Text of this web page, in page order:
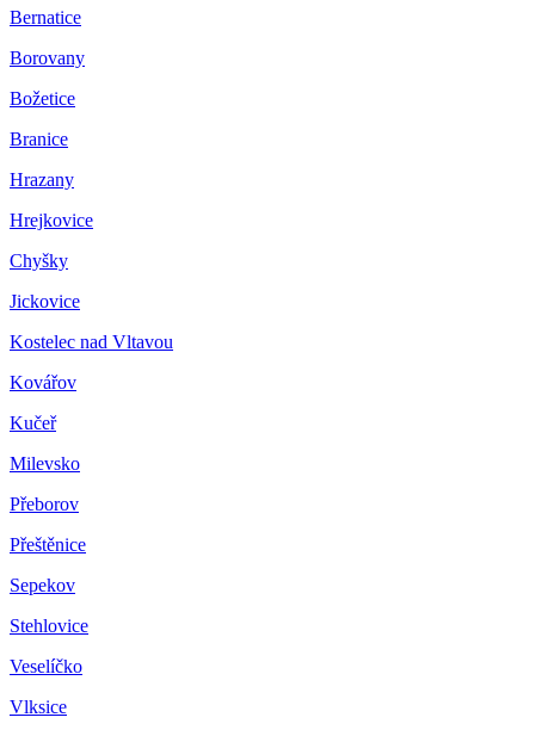
Bernatice
Borovany
Božetice
Branice
Hrazany
Hrejkovice
Chyšky
Jickovice
Kostelec nad Vltavou
Kovářov
Kučeř
Milevsko
Přeborov
Přeštěnice
Sepekov
Stehlovice
Veselíčko
Vlksice